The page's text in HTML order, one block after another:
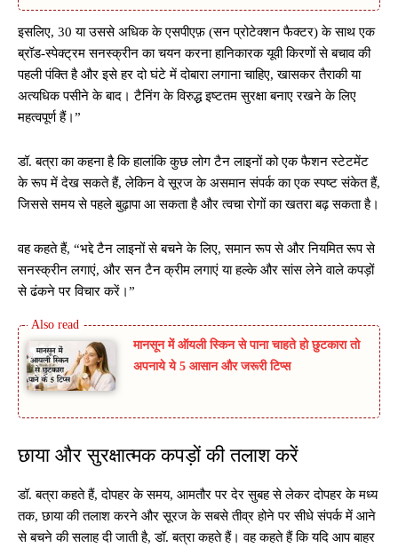
इसलिए, 30 या उससे अधिक के एसपीएफ़ (सन प्रोटेक्शन फैक्टर) के साथ एक
ब्रॉड-स्पेक्ट्रम सनस्क्रीन का चयन करना हानिकारक यूवी किरणों से बचाव की
पहली पंक्ति है और इसे हर दो घंटे में दोबारा लगाना चाहिए, खासकर तैराकी या
अत्यधिक पसीने के बाद। टैनिंग के विरुद्ध इष्टतम सुरक्षा बनाए रखने के लिए
महत्वपूर्ण हैं।”
डॉ. बत्रा का कहना है कि हालांकि कुछ लोग टैन लाइनों को एक फैशन स्टेटमेंट
के रूप में देख सकते हैं, लेकिन वे सूरज के असमान संपर्क का एक स्पष्ट संकेत हैं,
जिससे समय से पहले बुढ़ापा आ सकता है और त्वचा रोगों का खतरा बढ़ सकता है।
वह कहते हैं, “भद्दे टैन लाइनों से बचने के लिए, समान रूप से और नियमित रूप से
सनस्क्रीन लगाएं, और सन टैन क्रीम लगाएं या हल्के और सांस लेने वाले कपड़ों
से ढंकने पर विचार करें।”
मानसून में ऑयली स्किन से पाना चाहते हो छुटकारा तो
अपनाये ये 5 आसान और जरूरी टिप्स
छाया और सुरक्षात्मक कपड़ों की तलाश करें
डॉ. बत्रा कहते हैं, दोपहर के समय, आमतौर पर देर सुबह से लेकर दोपहर के मध्य
तक, छाया की तलाश करने और सूरज के सबसे तीव्र होने पर सीधे संपर्क में आने
से बचने की सलाह दी जाती है, डॉ. बत्रा कहते हैं। वह कहते हैं कि यदि आप बाहर